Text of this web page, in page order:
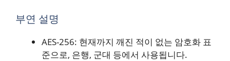
부연 설명
AES-256: 현재까지 깨진 적이 없는 암호화 표
준으로, 은행, 군대 등에서 사용됩니다.